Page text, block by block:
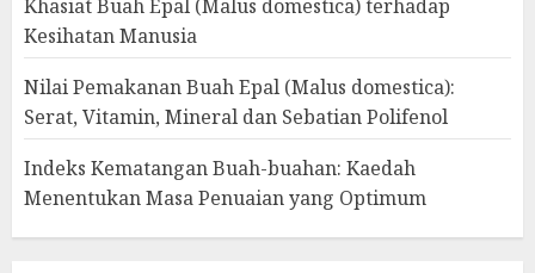
Khasiat Buah Epal (Malus domestica) terhadap
Kesihatan Manusia
Nilai Pemakanan Buah Epal (Malus domestica):
Serat, Vitamin, Mineral dan Sebatian Polifenol
Indeks Kematangan Buah-buahan: Kaedah
Menentukan Masa Penuaian yang Optimum